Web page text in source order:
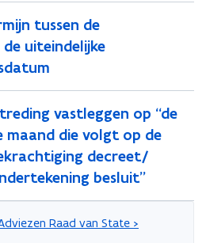
tussen de
uiteindelijke
vastleggen op “de
maand die volgt op de
decreet/
besluit”
Raad van State >